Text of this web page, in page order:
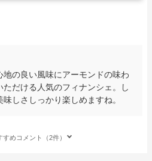
の良い風味にアーモンドの味わ
だける人気のフィナンシェ。し
しさしっかり楽しめますね。
すめコメント（2件）